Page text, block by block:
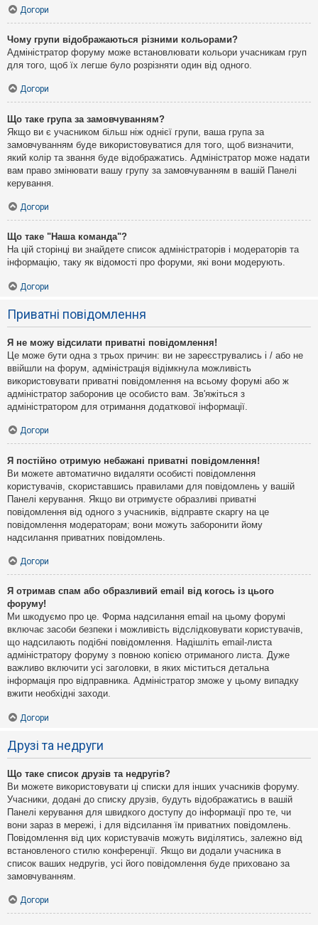
Догори
Чому групи відображаються різними кольорами?
Адміністратор форуму може встановлювати кольори учасникам груп
для того, щоб їх легше було розрізняти один від одного.
Догори
Що таке група за замовчуванням?
Якщо ви є учасником більш ніж однієї групи, ваша група за
замовчуванням буде використовуватися для того, щоб визначити,
який колір та звання буде відображатись. Адміністратор може надати
вам право змінювати вашу групу за замовчуванням в вашій Панелі
керування.
Догори
Що таке "Наша команда"?
На цій сторінці ви знайдете список адміністраторів і модераторів та
інформацію, таку як відомості про форуми, які вони модерують.
Догори
Приватні повідомлення
Я не можу відсилати приватні повідомлення!
Це може бути одна з трьох причин: ви не зареєструвались і / або не
ввійшли на форум, адміністрація відімкнула можливість
використовувати приватні повідомлення на всьому форумі або ж
адміністратор заборонив це особисто вам. Зв'яжіться з
адміністратором для отримання додаткової інформації.
Догори
Я постійно отримую небажані приватні повідомлення!
Ви можете автоматично видаляти особисті повідомлення
користувачів, скориставшись правилами для повідомлень у вашій
Панелі керування. Якщо ви отримуєте образливі приватні
повідомлення від одного з учасників, відправте скаргу на це
повідомлення модераторам; вони можуть заборонити йому
надсилання приватних повідомлень.
Догори
Я отримав спам або образливий email від когось із цього
форуму!
Ми шкодуємо про це. Форма надсилання email на цьому форумі
включає засоби безпеки і можливість відслідковувати користувачів,
що надсилають подібні повідомлення. Надішліть email-листа
адміністратору форуму з повною копією отриманого листа. Дуже
важливо включити усі заголовки, в яких міститься детальна
інформація про відправника. Адміністратор зможе у цьому випадку
вжити необхідні заходи.
Догори
Друзі та недруги
Що таке список друзів та недругів?
Ви можете використовувати ці списки для інших учасників форуму.
Учасники, додані до списку друзів, будуть відображатись в вашій
Панелі керування для швидкого доступу до інформації про те, чи
вони зараз в мережі, і для відсилання їм приватних повідомлень.
Повідомлення від цих користувачів можуть виділятись, залежно від
встановленого стилю конференції. Якщо ви додали учасника в
список ваших недругів, усі його повідомлення буде приховано за
замовчуванням.
Догори